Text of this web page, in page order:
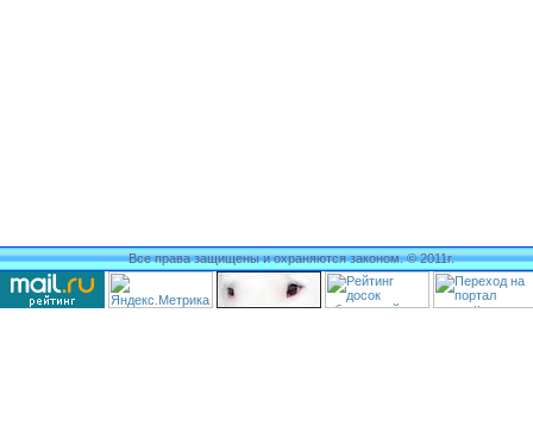
Все права защищены и охраняются законом. © 2011г.